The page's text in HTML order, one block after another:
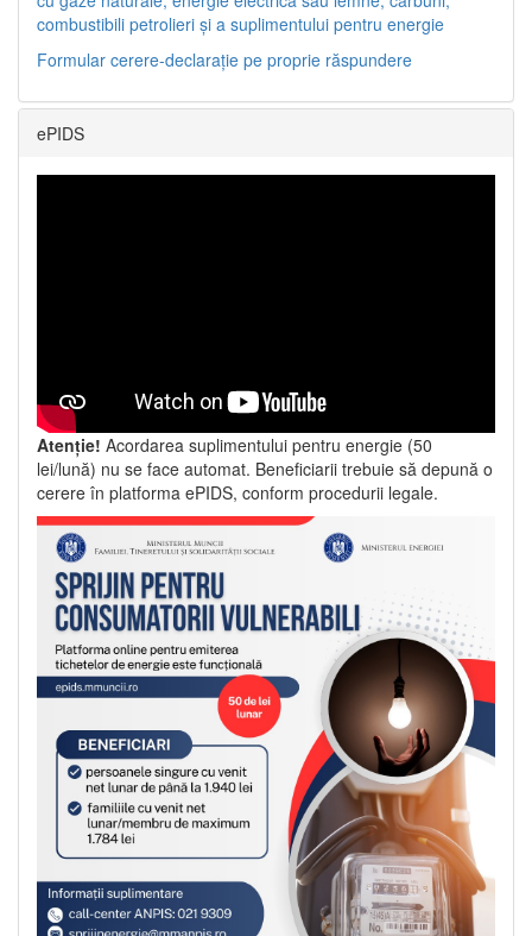
combustibili petrolieri și a suplimentului pentru energie
Formular cerere-declarație pe proprie răspundere
ePIDS
Atenție! Acordarea suplimentului pentru energie (50
lei/lună) nu se face automat. Beneficiarii trebuie să depună o
cerere în platforma ePIDS, conform procedurii legale.